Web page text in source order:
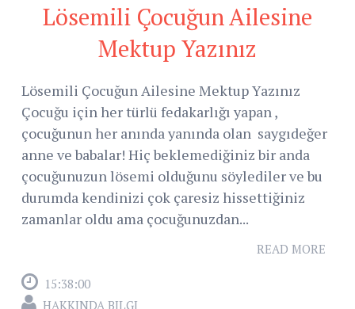
Lösemili Çocuğun Ailesine
Mektup Yazınız
Lösemili Çocuğun Ailesine Mektup Yazınız
Çocuğu için her türlü fedakarlığı yapan ,
çocuğunun her anında yanında olan saygıdeğer
anne ve babalar! Hiç beklemediğiniz bir anda
çocuğunuzun lösemi olduğunu söylediler ve bu
durumda kendinizi çok çaresiz hissettiğiniz
zamanlar oldu ama çocuğunuzdan...
READ MORE
15:38:00
HAKKINDA BILGI